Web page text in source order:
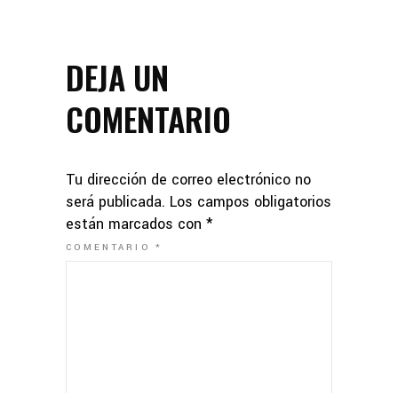
DEJA UN
COMENTARIO
Tu dirección de correo electrónico no
será publicada. Los campos obligatorios
están marcados con *
COMENTARIO*